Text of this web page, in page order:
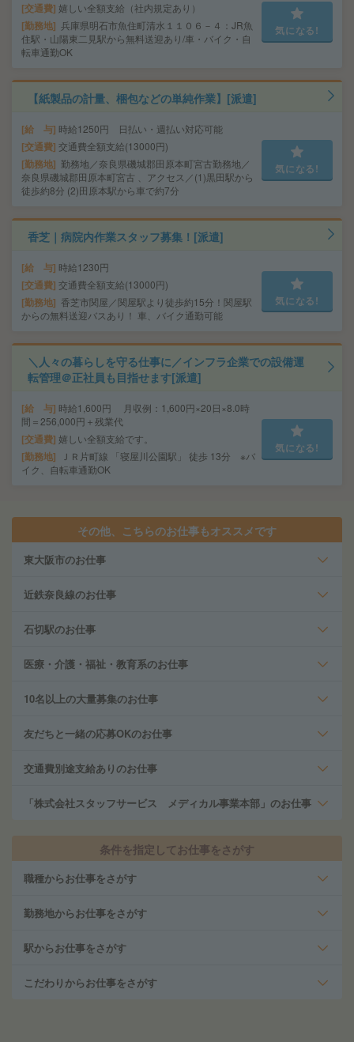
交通費 嬉しい全額支給（社内規定あり）
勤務地 兵庫県明石市魚住町清水１１０６－４：JR魚
住駅・山陽東二見駅から無料送迎あり/車・バイク・自
転車通勤OK
気になる!
【紙製品の計量、梱包などの単純作業】[派遣]
給 与 時給1250円 日払い・週払い対応可能
交通費 交通費全額支給(13000円)
勤務地 勤務地／奈良県磯城郡田原本町宮古勤務地／
奈良県磯城郡田原本町宮古 、アクセス／(1)黒田駅から
徒歩約8分 (2)田原本駅から車で約7分
気になる!
香芝｜病院内作業スタッフ募集！[派遣]
給 与 時給1230円
交通費 交通費全額支給(13000円)
勤務地 香芝市関屋／関屋駅より徒歩約15分！関屋駅
からの無料送迎バスあり！ 車、バイク通勤可能
気になる!
＼人々の暮らしを守る仕事に／インフラ企業での設備運
転管理＠正社員も目指せます[派遣]
給 与 時給1,600円 月収例：1,600円×20日×8.0時
間＝256,000円＋残業代
交通費 嬉しい全額支給です。
勤務地
ＪＲ片町線 「寝屋川公園駅」 徒歩 13分 ※バ
イク、自転車通勤OK
気になる!
その他、こちらのお仕事もオススメです
東大阪市のお仕事
近鉄奈良線のお仕事
石切駅のお仕事
医療・介護・福祉・教育系のお仕事
10名以上の大量募集のお仕事
友だちと一緒の応募OKのお仕事
交通費別途支給ありのお仕事
「株式会社スタッフサービス メディカル事業本部」のお仕事
条件を指定してお仕事をさがす
職種からお仕事をさがす
勤務地からお仕事をさがす
駅からお仕事をさがす
こだわりからお仕事をさがす